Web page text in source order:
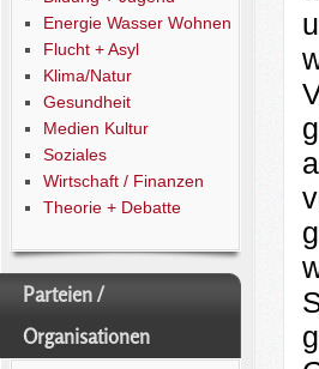
Energie Wasser Wohnen
Flucht + Asyl
Klima/Natur
Gesundheit
Medien Kultur
Soziales
Wirtschaft / Finanzen
Theorie + Debatte
Parteien /
Organisationen